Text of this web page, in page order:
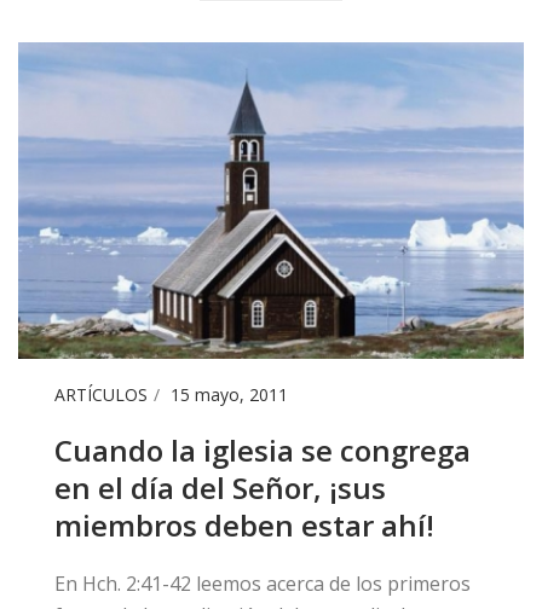
ARTÍCULOS 15 mayo, 2011
Cuando la iglesia se congrega
en el día del Señor, ¡sus
miembros deben estar ahí!
En Hch. 2:41-42 leemos acerca de los primeros